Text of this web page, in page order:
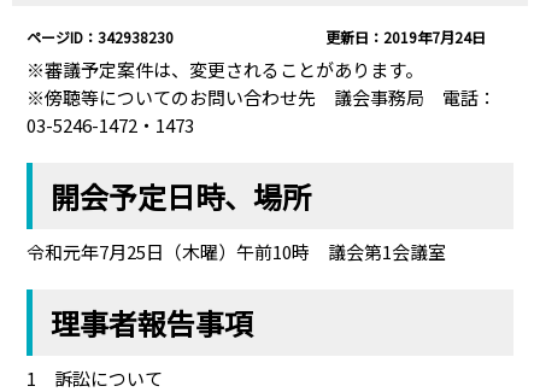
ページID：342938230 更新日：2019年7月24日
※審議予定案件は、変更されることがあります。
※傍聴等についてのお問い合わせ先 議会事務局 電話：
03-5246-1472・1473
開会予定日時、場所
令和元年7月25日（木曜）午前10時 議会第1会議室
理事者報告事項
1 訴訟について